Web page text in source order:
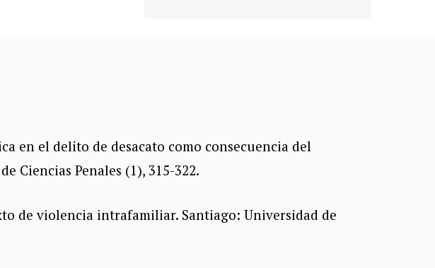
en el delito de desacato como consecuencia del
Ciencias Penales (1), 315-322.
de violencia intrafamiliar. Santiago: Universidad de